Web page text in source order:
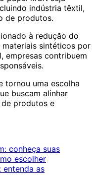
indústria têxtil,
de produtos.
à redução do
sintéticos por
empresas contribuem
tornou uma escolha
buscam alinhar
produtos e
conheça suas
escolher
entenda as